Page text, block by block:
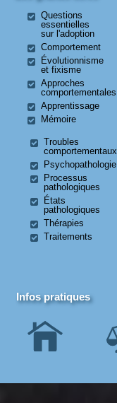
Questions
essentielles
sur l'adoption
Comportement
Évolutionnisme
et fixisme
Approches
comportementales
Apprentissage
Mémoire
Troubles
comportementaux
Psychopathologie
Processus
pathologiques
États
pathologiques
Thérapies
Traitements
Infos pratiques